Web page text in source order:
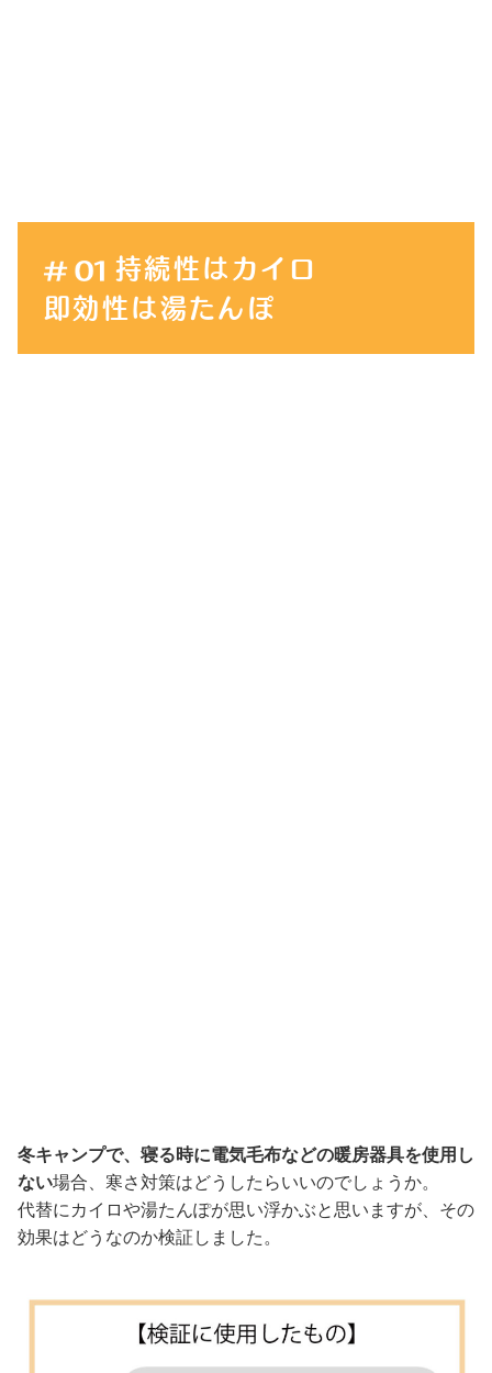
持続性はカイロ
即効性は湯たんぽ
冬キャンプで、寝る時に電気毛布などの暖房器具を使用し
ない場合、寒さ対策はどうしたらいいのでしょうか。
代替にカイロや湯たんぽが思い浮かぶと思いますが、その
効果はどうなのか検証しました。